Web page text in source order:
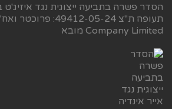
הסדר פשרה בתביעה ייצוגית נגד איזיג'ט
Company Limited מובא